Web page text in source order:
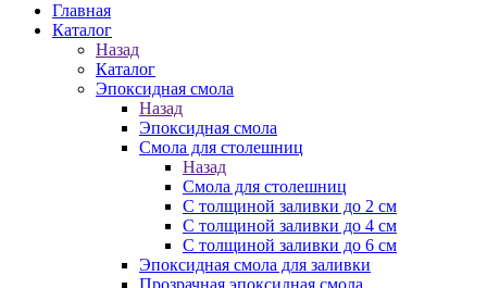
Главная
Каталог
Назад
Каталог
Эпоксидная смола
Назад
Эпоксидная смола
Смола для столешниц
Назад
Смола для столешниц
С толщиной заливки до 2 см
С толщиной заливки до 4 см
С толщиной заливки до 6 см
Эпоксидная смола для заливки
Прозрачная эпоксидная смола